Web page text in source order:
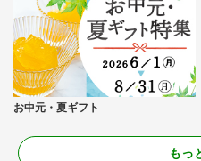
お中元・夏ギフト
もっ